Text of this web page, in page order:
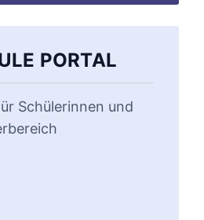
PORTAL
Schülerinnen und